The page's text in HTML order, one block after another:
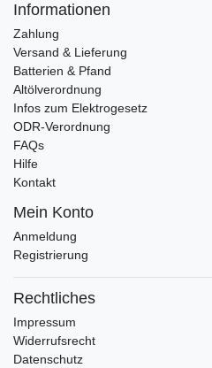
Informationen
Zahlung
Versand & Lieferung
Batterien & Pfand
Altölverordnung
Infos zum Elektrogesetz
ODR-Verordnung
FAQs
Hilfe
Kontakt
Mein Konto
Anmeldung
Registrierung
Rechtliches
Impressum
Widerrufsrecht
Datenschutz